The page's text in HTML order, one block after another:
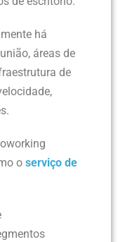
há
áreas de
de
o serviço de